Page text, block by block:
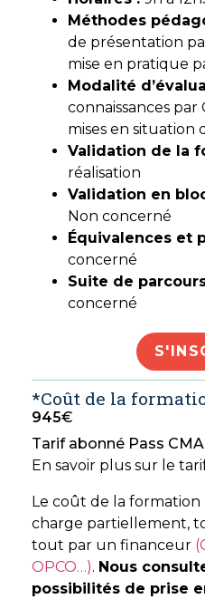
Méthodes
de présentation
mise en pratique
Modalité
connaissances par
mises en situation
Validation de la
réalisation
Validation en
Non concerné
Équivalences et
concerné
Suite de
concerné
*Coût de la
945€
Tarif abonné Pass
En savoir plus sur le
Le coût de la
charge partiellement,
tout par un financeur
OPCO…). Nous
possibilités de prise